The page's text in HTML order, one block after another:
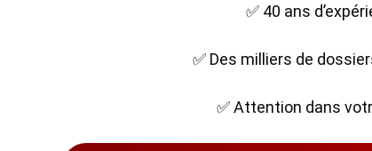
✅ 40 ans
✅ Des milliers de
✅ Attention dans